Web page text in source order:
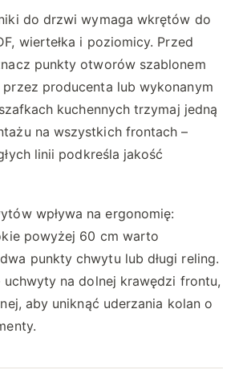
do drzwi wymaga wkrętów do
wiertełka i poziomicy. Przed
punkty otworów szablonem
producenta lub wykonanym
kuchennych trzymaj jedną
na wszystkich frontach –
linii podkreśla jakość
wpływa na ergonomię:
powyżej 60 cm warto
punkty chwytu lub długi reling.
uchwyty na dolnej krawędzi frontu,
aby uniknąć uderzania kolan o